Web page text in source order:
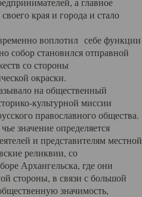
края и города и стало
воплотил себе функции
собор становился отправной
со стороны
окраски.
на общественный
культурной миссии
православного общества.
значение определяется
и представителям местной
реликвии, со
Архангельска, где они
стороны, в связи с большой
значимость,